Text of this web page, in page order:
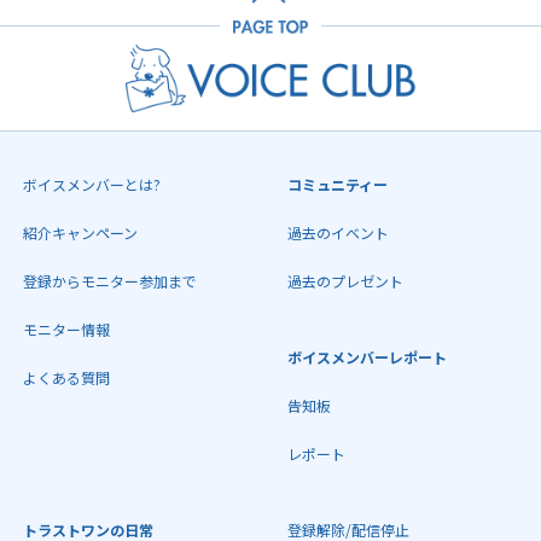
ボイスメンバーとは?
紹介キャンペーン
登録からモニター参加まで
モニター情報
よくある質問
コミュニティー
過去のイベント
過去のプレゼント
ボイスメンバーレポート
告知板
レポート
トラストワンの日常 登録解除/配信停止